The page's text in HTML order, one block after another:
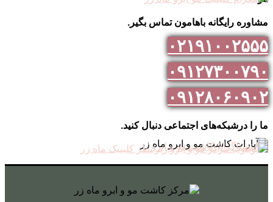
مشاوره رایگانه باهامون تماس بگیر.
۰۲۱۹۱۰۰۲۵۵۵
۰۹۱۲۷۳۰۰۷۹۰
۰۹۱۲۸۰۶۰۹۰۲
ما را درشبکه‌های اجتماعی دنبال کنید.